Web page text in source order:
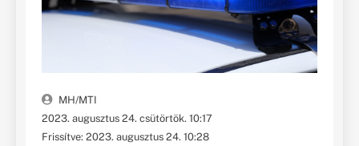
MH/MTI
2023. augusztus 24. csütörtök. 10:17
Frissítve: 2023. augusztus 24. 10:28